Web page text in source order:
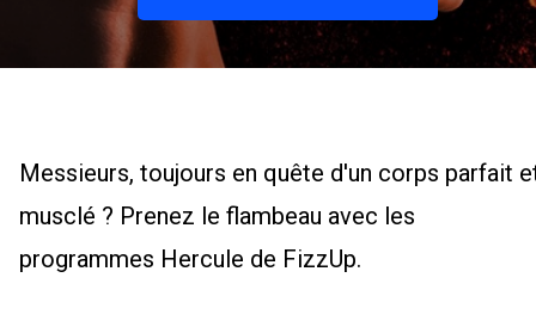
Messieurs, toujours en quête d'un corps parfait
musclé ? Prenez le flambeau avec les
programmes Hercule de FizzUp.